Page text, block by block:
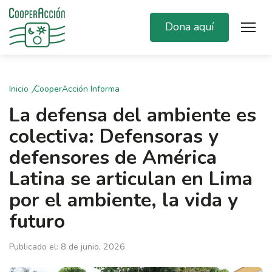
Dona aquí
Inicio CooperAcción Informa
La defensa del ambiente es
colectiva: Defensoras y
defensores de América
Latina se articulan en Lima
por el ambiente, la vida y
futuro
Publicado el: 8 de junio, 2026